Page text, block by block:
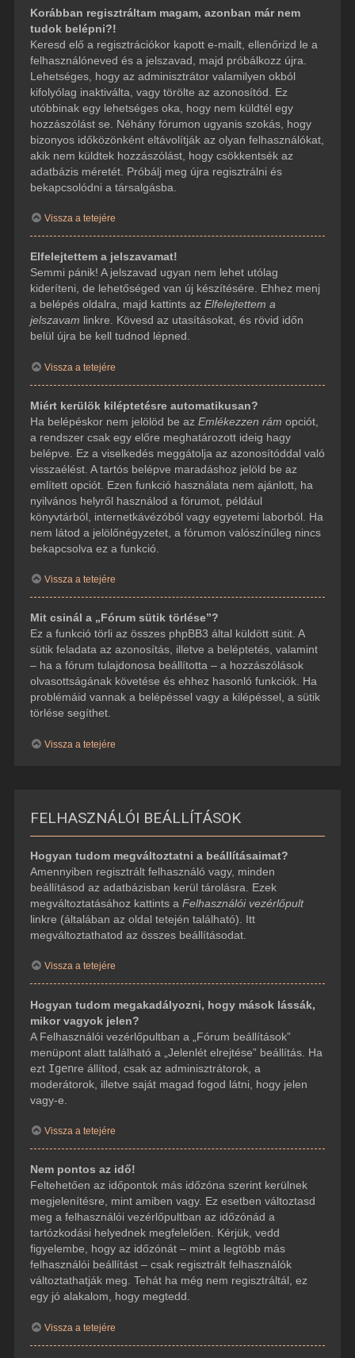
Korábban regisztráltam magam, azonban már nem
tudok belépni?!
Keresd elő a regisztrációkor kapott e-mailt, ellenőrizd le a
felhasználóneved és a jelszavad, majd próbálkozz újra.
Lehetséges, hogy az adminisztrátor valamilyen okból
kifolyólag inaktiválta, vagy törölte az azonosítód. Ez
utóbbinak egy lehetséges oka, hogy nem küldtél egy
hozzászólást se. Néhány fórumon ugyanis szokás, hogy
bizonyos időközönként eltávolítják az olyan felhasználókat,
akik nem küldtek hozzászólást, hogy csökkentsék az
adatbázis méretét. Próbálj meg újra regisztrálni és
bekapcsolódni a társalgásba.
Vissza a tetejére
Elfelejtettem a jelszavamat!
Semmi pánik! A jelszavad ugyan nem lehet utólag
kideríteni, de lehetőséged van új készítésére. Ehhez menj
a belépés oldalra, majd kattints az Elfelejtettem a
jelszavam linkre. Kövesd az utasításokat, és rövid időn
belül újra be kell tudnod lépned.
Vissza a tetejére
Miért kerülök kiléptetésre automatikusan?
Ha belépéskor nem jelölöd be az Emlékezzen rám opciót,
a rendszer csak egy előre meghatározott ideig hagy
belépve. Ez a viselkedés meggátolja az azonosítóddal való
visszaélést. A tartós belépve maradáshoz jelöld be az
említett opciót. Ezen funkció használata nem ajánlott, ha
nyilvános helyről használod a fórumot, például
könyvtárból, internetkávézóból vagy egyetemi laborból. Ha
nem látod a jelölőnégyzetet, a fórumon valószínűleg nincs
bekapcsolva ez a funkció.
Vissza a tetejére
Mit csinál a „Fórum sütik törlése”?
Ez a funkció törli az összes phpBB3 által küldött sütit. A
sütik feladata az azonosítás, illetve a beléptetés, valamint
– ha a fórum tulajdonosa beállította – a hozzászólások
olvasottságának követése és ehhez hasonló funkciók. Ha
problémáid vannak a belépéssel vagy a kilépéssel, a sütik
törlése segíthet.
Vissza a tetejére
FELHASZNÁLÓI BEÁLLÍTÁSOK
Hogyan tudom megváltoztatni a beállításaimat?
Amennyiben regisztrált felhasználó vagy, minden
beállításod az adatbázisban kerül tárolásra. Ezek
megváltoztatásához kattints a Felhasználói vezérlőpult
linkre (általában az oldal tetején található). Itt
megváltoztathatod az összes beállításodat.
Vissza a tetejére
Hogyan tudom megakadályozni, hogy mások lássák,
mikor vagyok jelen?
A Felhasználói vezérlőpultban a „Fórum beállítások”
menüpont alatt található a „Jelenlét elrejtése” beállítás. Ha
ezt Igenre állítod, csak az adminisztrátorok, a
moderátorok, illetve saját magad fogod látni, hogy jelen
vagy-e.
Vissza a tetejére
Nem pontos az idő!
Feltehetően az időpontok más időzóna szerint kerülnek
megjelenítésre, mint amiben vagy. Ez esetben változtasd
meg a felhasználói vezérlőpultban az időzónád a
tartózkodási helyednek megfelelően. Kérjük, vedd
figyelembe, hogy az időzónát – mint a legtöbb más
felhasználói beállítást – csak regisztrált felhasználók
változtathatják meg. Tehát ha még nem regisztráltál, ez
egy jó alakalom, hogy megtedd.
Vissza a tetejére